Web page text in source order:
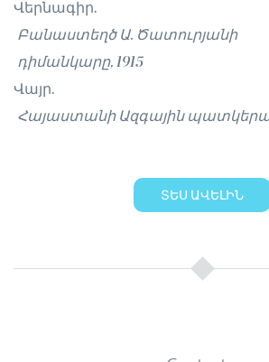
Վերնագիր.
Բանաստեղծ Ա. Ծատուրյանի
դիմանկարը, 1915
Վայր.
Հայաստանի Ազգային
ՏԵՍ ԱՎԵԼԻՆ